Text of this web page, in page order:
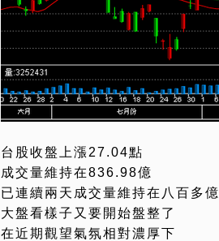
台股收盤上漲27.04點
成交量維持在836.98億
已連續兩天成交量維持在八百多億
大盤看樣子又要開始盤整了
在近期觀望氣氛相對濃厚下